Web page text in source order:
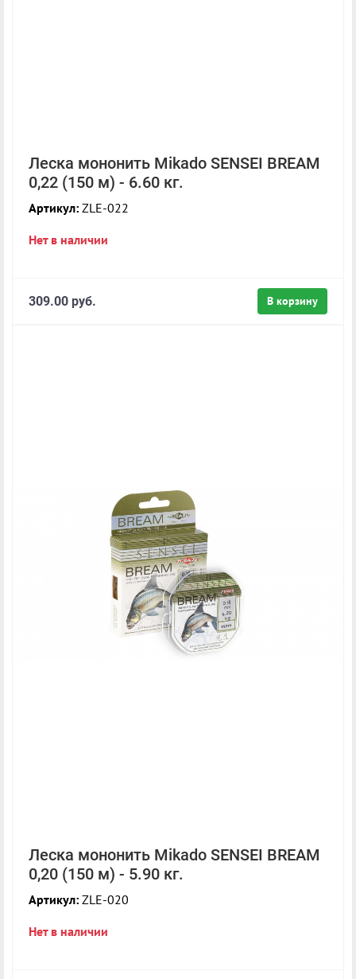
Леска мононить Mikado SENSEI BREAM
0,22 (150 м) - 6.60 кг.
Артикул: ZLE-022
Нет в наличии
В корзину
309.00 руб.
Леска мононить Mikado SENSEI BREAM
0,20 (150 м) - 5.90 кг.
Артикул: ZLE-020
Нет в наличии